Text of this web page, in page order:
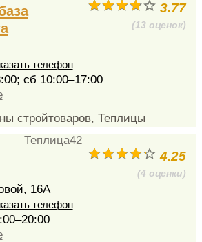
3.77
(13 оценок)
телефон
сб 10:00–17:00
стройтоваров, Теплицы
4.25
(4 оценки)
16А
телефон